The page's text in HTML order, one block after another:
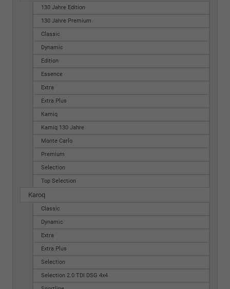
130 Jahre Edition
130 Jahre Premium
Classic
Dynamic
Edition
Essence
Extra
Extra Plus
Kamiq
Kamiq 130 Jahre
Monte Carlo
Premium
Selection
Top Selection
Karoq
Classic
Dynamic
Extra
Extra Plus
Selection
Selection 2.0 TDI DSG 4x4